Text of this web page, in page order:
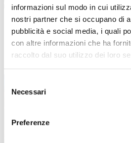
informazioni sul modo in cui
nostri partner che si occupano di
pubblicità e social media, i quali
con altre informazioni che ha
raccolto dal suo utilizzo dei loro
delNecessari
Preferenze